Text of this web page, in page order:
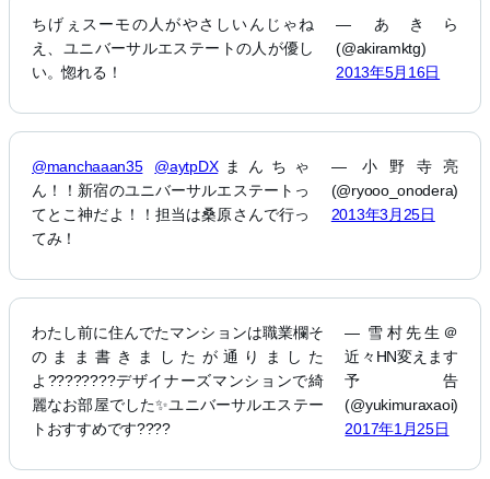
ちげぇスーモの人がやさしいんじゃね
え、ユニバーサルエステートの人が優し
い。惚れる！
— あきら
(@akiramktg)
2013年5月16日
@manchaaan35 @aytpDXまんちゃ
ん！！新宿のユニバーサルエステートっ
てとこ神だよ！！担当は桑原さんで行っ
てみ！
— 小野寺亮
(@ryooo_onodera)
2013年3月25日
わたし前に住んでたマンションは職業欄そ
のまま書きましたが通りました
よ????????デザイナーズマンションで綺
麗なお部屋でした✨ユニバーサルエステー
トおすすめです????
— 雪村先生＠
近々HN変えます
予告
(@yukimuraxaoi)
2017年1月25日